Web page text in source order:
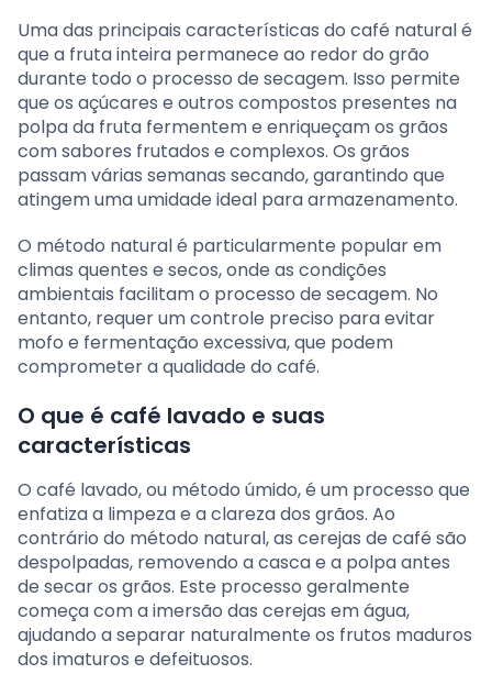
Uma das principais características do café natural é
que a fruta inteira permanece ao redor do grão
durante todo o processo de secagem. Isso permite
que os açúcares e outros compostos presentes na
polpa da fruta fermentem e enriqueçam os grãos
com sabores frutados e complexos. Os grãos
passam várias semanas secando, garantindo que
atingem uma umidade ideal para armazenamento.
O método natural é particularmente popular em
climas quentes e secos, onde as condições
ambientais facilitam o processo de secagem. No
entanto, requer um controle preciso para evitar
mofo e fermentação excessiva, que podem
comprometer a qualidade do café.
O que é café lavado e suas
características
O café lavado, ou método úmido, é um processo que
enfatiza a limpeza e a clareza dos grãos. Ao
contrário do método natural, as cerejas de café são
despolpadas, removendo a casca e a polpa antes
de secar os grãos. Este processo geralmente
começa com a imersão das cerejas em água,
ajudando a separar naturalmente os frutos maduros
dos imaturos e defeituosos.